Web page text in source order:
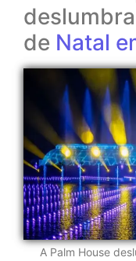
de Natal
A Palm House